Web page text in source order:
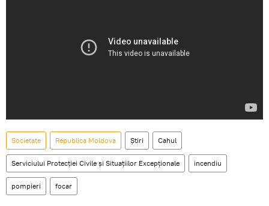
Societate Republica Moldova Știri Cahul
Serviciului Protecţiei Civile şi Situaţiilor Excepţionale incendiu
pompieri focar